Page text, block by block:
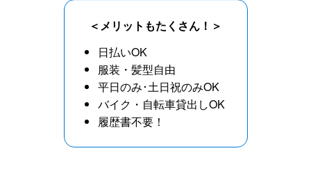
＜メリットもたくさん！＞
日払いOK
服装・髪型自由
平日のみ･土日祝のみOK
バイク・自転車貸出しOK
履歴書不要！